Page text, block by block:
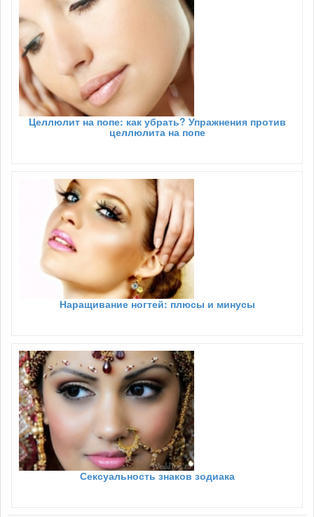
Целлюлит на попе: как убрать? Упражнения против
целлюлита на попе
Наращивание ногтей: плюсы и минусы
Сексуальность знаков зодиака